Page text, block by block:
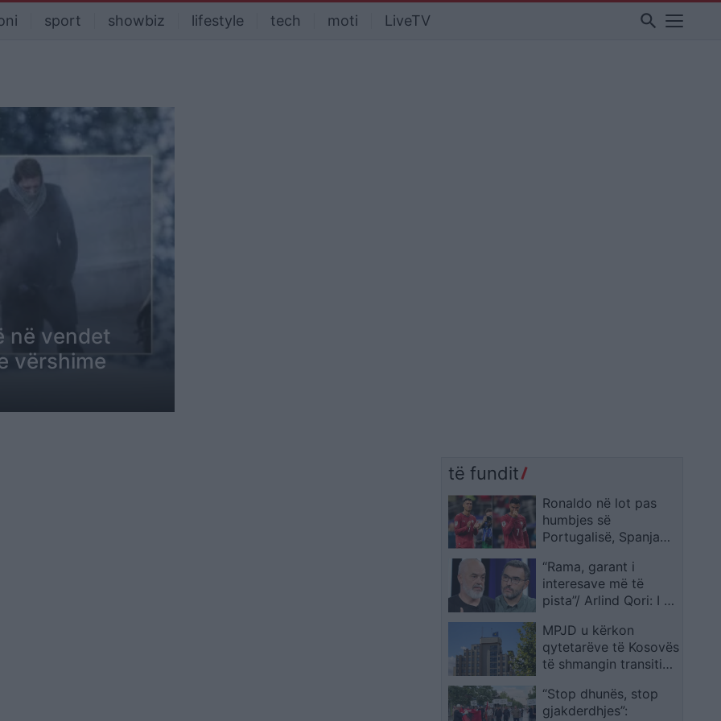
sport showbiz lifestyle tech moti LiveTV search
në vendet
vërshime
të fundit
Ronaldo në lot pas
humbjes së
Portugalisë, Spanja
“Rama, garant i
interesave më të
pista”/ Arlind Qori: I ka
2000, por ka përballë
rini europiane
MPJD u kërkon
qytetarëve të Kosovës
të shmangin transitin
“Stop dhunës, stop
gjakderdhjes”: